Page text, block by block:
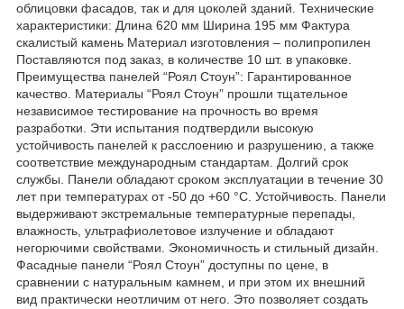
облицовки фасадов, так и для цоколей зданий. Технические
характеристики: Длина 620 мм Ширина 195 мм Фактура
скалистый камень Материал изготовления – полипропилен
Поставляются под заказ, в количестве 10 шт. в упаковке.
Преимущества панелей “Роял Стоун”: Гарантированное
качество. Материалы “Роял Стоун” прошли тщательное
независимое тестирование на прочность во время
разработки. Эти испытания подтвердили высокую
устойчивость панелей к расслоению и разрушению, а также
соответствие международным стандартам. Долгий срок
службы. Панели обладают сроком эксплуатации в течение 30
лет при температурах от -50 до +60 °C. Устойчивость. Панели
выдерживают экстремальные температурные перепады,
влажность, ультрафиолетовое излучение и обладают
негорючими свойствами. Экономичность и стильный дизайн.
Фасадные панели “Роял Стоун” доступны по цене, в
сравнении с натуральным камнем, и при этом их внешний
вид практически неотличим от него. Это позволяет создать